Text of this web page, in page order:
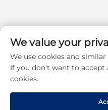
© 2025, Shenzhen TNT
We value your
We use cookies and
If you don't want to accept
cookies.